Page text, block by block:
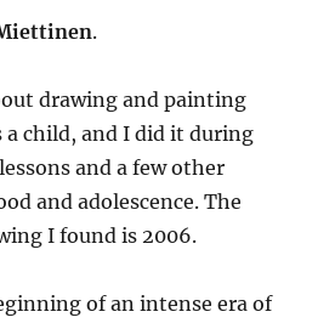
.
drawing and painting
a child, and I did it during
and a few other
and adolescence. The
I found is 2006.
of an intense era of